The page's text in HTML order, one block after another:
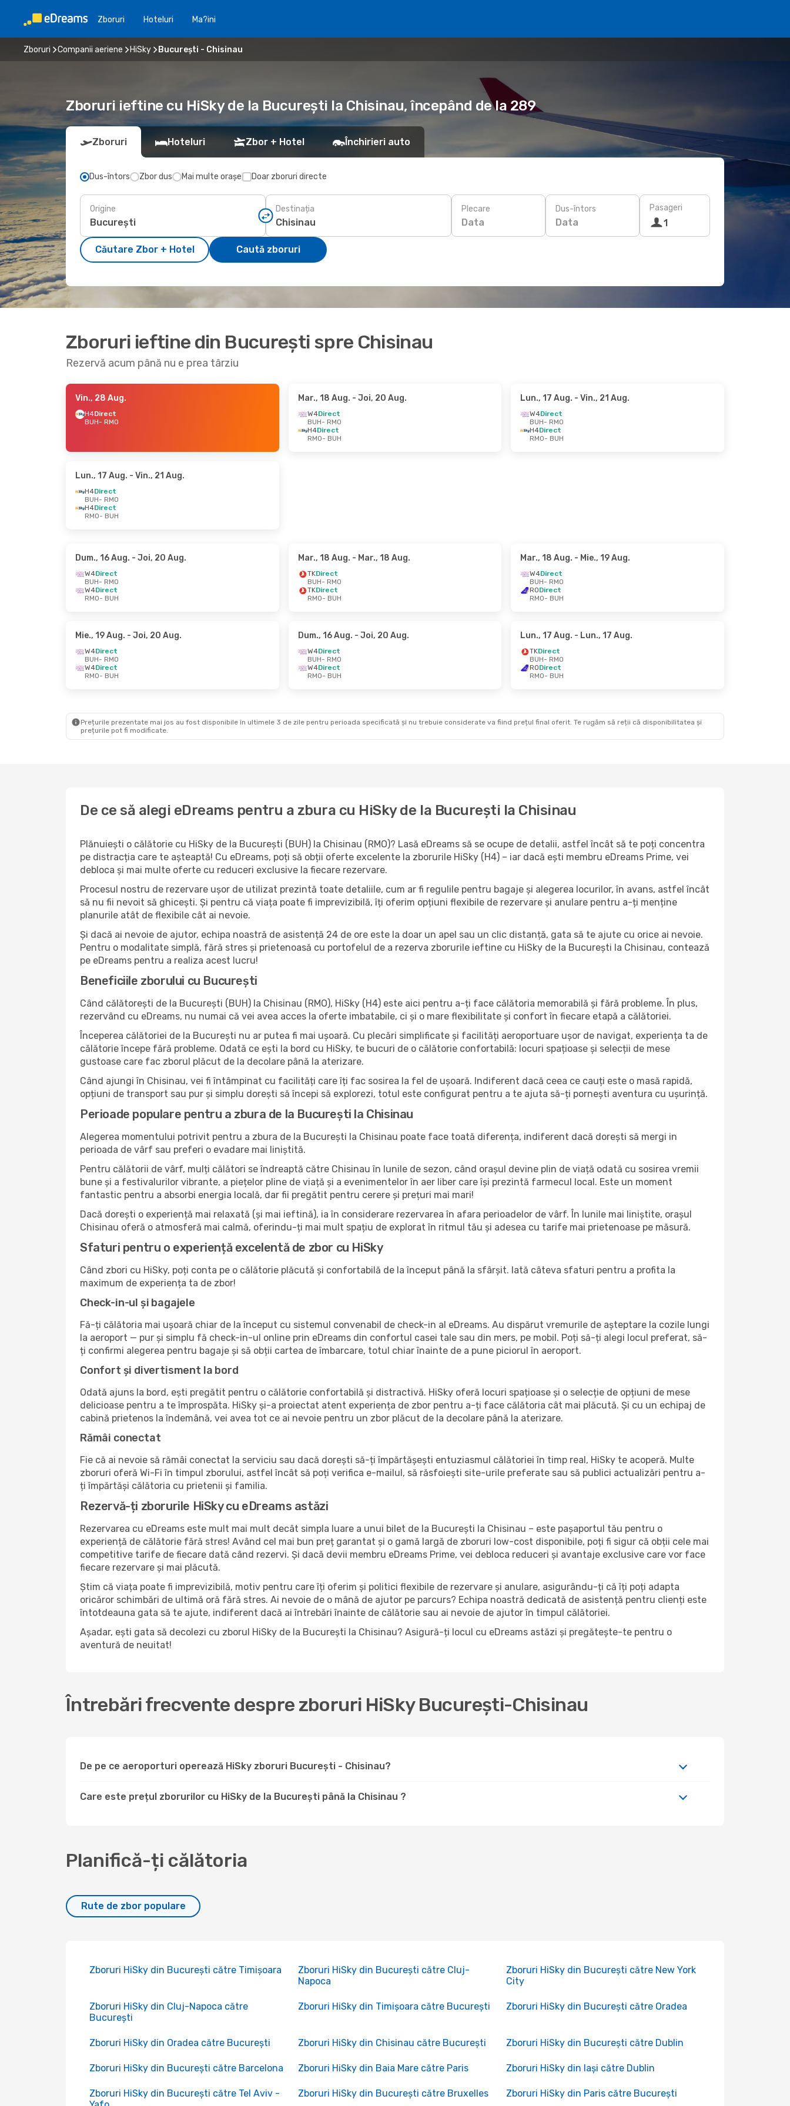
Zboruri Hoteluri Ma?ini
Zboruri Companii aeriene HiSky București - Chisinau
Zboruri ieftine cu HiSky de la București la Chisinau, începând de la 289
Zboruri Hoteluri Zbor + Hotel Închirieri auto
Dus-întors Zbor dus Mai multe orașe Doar zboruri directe
Origine Destinația Plecare
Data
Dus-întors
Data
Pasageri
1
Căutare Zbor + Hotel Caută zboruri
Zboruri ieftine din București spre Chisinau
Rezervă acum până nu e prea târziu
Vin., 28 Aug.
H4Direct
BUH- RMO
Mar., 18 Aug. - Joi, 20 Aug.
W4Direct
BUH- RMO
H4Direct
RMO- BUH
Lun., 17 Aug. - Vin., 21 Aug.
W4Direct
BUH- RMO
H4Direct
RMO- BUH
Lun., 17 Aug. - Vin., 21 Aug.
H4Direct
BUH- RMO
H4Direct
RMO- BUH
Dum., 16 Aug. - Joi, 20 Aug.
W4Direct
BUH- RMO
W4Direct
RMO- BUH
Mar., 18 Aug. - Mar., 18 Aug.
TKDirect
BUH- RMO
TKDirect
RMO- BUH
Mar., 18 Aug. - Mie., 19 Aug.
W4Direct
BUH- RMO
RODirect
RMO- BUH
Mie., 19 Aug. - Joi, 20 Aug.
W4Direct
BUH- RMO
W4Direct
RMO- BUH
Dum., 16 Aug. - Joi, 20 Aug.
W4Direct
BUH- RMO
W4Direct
RMO- BUH
Lun., 17 Aug. - Lun., 17 Aug.
TKDirect
BUH- RMO
RODirect
RMO- BUH
Prețurile prezentate mai jos au fost disponibile în ultimele 3 de zile pentru perioada specificată și nu trebuie considerate va fiind prețul final oferit. Te rugăm să reții că disponibilitatea și
prețurile pot fi modificate.
De ce să alegi eDreams pentru a zbura cu HiSky de la București la Chisinau
Plănuiești o călătorie cu HiSky de la București (BUH) la Chisinau (RMO)? Lasă eDreams să se ocupe de detalii, astfel încât să te poți concentra
pe distracția care te așteaptă! Cu eDreams, poți să obții oferte excelente la zborurile HiSky (H4) – iar dacă ești membru eDreams Prime, vei
debloca și mai multe oferte cu reduceri exclusive la fiecare rezervare.
Procesul nostru de rezervare ușor de utilizat prezintă toate detaliile, cum ar fi regulile pentru bagaje și alegerea locurilor, în avans, astfel încât
să nu fii nevoit să ghicești. Și pentru că viața poate fi imprevizibilă, îți oferim opțiuni flexibile de rezervare și anulare pentru a-ți menține
planurile atât de flexibile cât ai nevoie.
Și dacă ai nevoie de ajutor, echipa noastră de asistență 24 de ore este la doar un apel sau un clic distanță, gata să te ajute cu orice ai nevoie.
Pentru o modalitate simplă, fără stres și prietenoasă cu portofelul de a rezerva zborurile ieftine cu HiSky de la București la Chisinau, contează
pe eDreams pentru a realiza acest lucru!
Beneficiile zborului cu București
Când călătorești de la București (BUH) la Chisinau (RMO), HiSky (H4) este aici pentru a-ți face călătoria memorabilă și fără probleme. În plus,
rezervând cu eDreams, nu numai că vei avea acces la oferte imbatabile, ci și o mare flexibilitate și confort în fiecare etapă a călătoriei.
Începerea călătoriei de la București nu ar putea fi mai ușoară. Cu plecări simplificate și facilități aeroportuare ușor de navigat, experiența ta de
călătorie începe fără probleme. Odată ce ești la bord cu HiSky, te bucuri de o călătorie confortabilă: locuri spațioase și selecții de mese
gustoase care fac zborul plăcut de la decolare până la aterizare.
Când ajungi în Chisinau, vei fi întâmpinat cu facilități care îți fac sosirea la fel de ușoară. Indiferent dacă ceea ce cauți este o masă rapidă,
opțiuni de transport sau pur și simplu dorești să începi să explorezi, totul este configurat pentru a te ajuta să-ți pornești aventura cu ușurință.
Perioade populare pentru a zbura de la București la Chisinau
Alegerea momentului potrivit pentru a zbura de la București la Chisinau poate face toată diferența, indiferent dacă dorești să mergi in
perioada de vârf sau preferi o evadare mai liniștită.
Pentru călătorii de vârf, mulți călători se îndreaptă către Chisinau în lunile de sezon, când orașul devine plin de viață odată cu sosirea vremii
bune și a festivalurilor vibrante, a piețelor pline de viață și a evenimentelor în aer liber care își prezintă farmecul local. Este un moment
fantastic pentru a absorbi energia locală, dar fii pregătit pentru cerere și prețuri mai mari!
Dacă dorești o experiență mai relaxată (și mai ieftină), ia în considerare rezervarea în afara perioadelor de vârf. În lunile mai liniștite, orașul
Chisinau oferă o atmosferă mai calmă, oferindu-ți mai mult spațiu de explorat în ritmul tău și adesea cu tarife mai prietenoase pe măsură.
Sfaturi pentru o experiență excelentă de zbor cu HiSky
Când zbori cu HiSky, poți conta pe o călătorie plăcută și confortabilă de la început până la sfârșit. Iată câteva sfaturi pentru a profita la
maximum de experiența ta de zbor!
Check-in-ul și bagajele
Fă-ți călătoria mai ușoară chiar de la început cu sistemul convenabil de check-in al eDreams. Au dispărut vremurile de așteptare la cozile lungi
la aeroport — pur și simplu fă check-in-ul online prin eDreams din confortul casei tale sau din mers, pe mobil. Poți să-ți alegi locul preferat, să-
ți confirmi alegerea pentru bagaje și să obții cartea de îmbarcare, totul chiar înainte de a pune piciorul în aeroport.
Confort și divertisment la bord
Odată ajuns la bord, ești pregătit pentru o călătorie confortabilă și distractivă. HiSky oferă locuri spațioase și o selecție de opțiuni de mese
delicioase pentru a te împrospăta. HiSky și-a proiectat atent experiența de zbor pentru a-ți face călătoria cât mai plăcută. Și cu un echipaj de
cabină prietenos la îndemână, vei avea tot ce ai nevoie pentru un zbor plăcut de la decolare până la aterizare.
Rămâi conectat
Fie că ai nevoie să rămâi conectat la serviciu sau dacă dorești să-ți împărtășești entuziasmul călătoriei în timp real, HiSky te acoperă. Multe
zboruri oferă Wi-Fi în timpul zborului, astfel încât să poți verifica e-mailul, să răsfoiești site-urile preferate sau să publici actualizări pentru a-
ți împărtăși călătoria cu prietenii și familia.
Rezervă-ți zborurile HiSky cu eDreams astăzi
Rezervarea cu eDreams este mult mai mult decât simpla luare a unui bilet de la București la Chisinau – este pașaportul tău pentru o
experiență de călătorie fără stres! Având cel mai bun preț garantat și o gamă largă de zboruri low-cost disponibile, poți fi sigur că obții cele mai
competitive tarife de fiecare dată când rezervi. Și dacă devii membru eDreams Prime, vei debloca reduceri și avantaje exclusive care vor face
fiecare rezervare și mai plăcută.
Știm că viața poate fi imprevizibilă, motiv pentru care îți oferim și politici flexibile de rezervare și anulare, asigurându-ți că îți poți adapta
oricăror schimbări de ultimă oră fără stres. Ai nevoie de o mână de ajutor pe parcurs? Echipa noastră dedicată de asistență pentru clienți este
întotdeauna gata să te ajute, indiferent dacă ai întrebări înainte de călătorie sau ai nevoie de ajutor în timpul călătoriei.
Așadar, ești gata să decolezi cu zborul HiSky de la București la Chisinau? Asigură-ți locul cu eDreams astăzi și pregătește-te pentru o
aventură de neuitat!
Întrebări frecvente despre zboruri HiSky București-Chisinau
De pe ce aeroporturi operează HiSky zboruri București - Chisinau?
Care este prețul zborurilor cu HiSky de la București până la Chisinau ?
Planifică-ți călătoria
Rute de zbor populare
Zboruri HiSky din București către Timișoara
Zboruri HiSky din București către Cluj-
Napoca
Zboruri HiSky din București către New York
City
Zboruri HiSky din Cluj-Napoca către
București
Zboruri HiSky din Timișoara către București Zboruri HiSky din București către Oradea
Zboruri HiSky din Oradea către București Zboruri HiSky din Chisinau către București Zboruri HiSky din București către Dublin
Zboruri HiSky din București către Barcelona Zboruri HiSky din Baia Mare către Paris Zboruri HiSky din Iași către Dublin
Zboruri HiSky din București către Tel Aviv -
Zboruri HiSky din București către Bruxelles Zboruri HiSky din Paris către București